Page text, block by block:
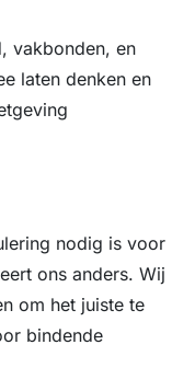
vakbonden, en
laten denken en
nodig is voor
ons anders. Wij
om het juiste te
bindende